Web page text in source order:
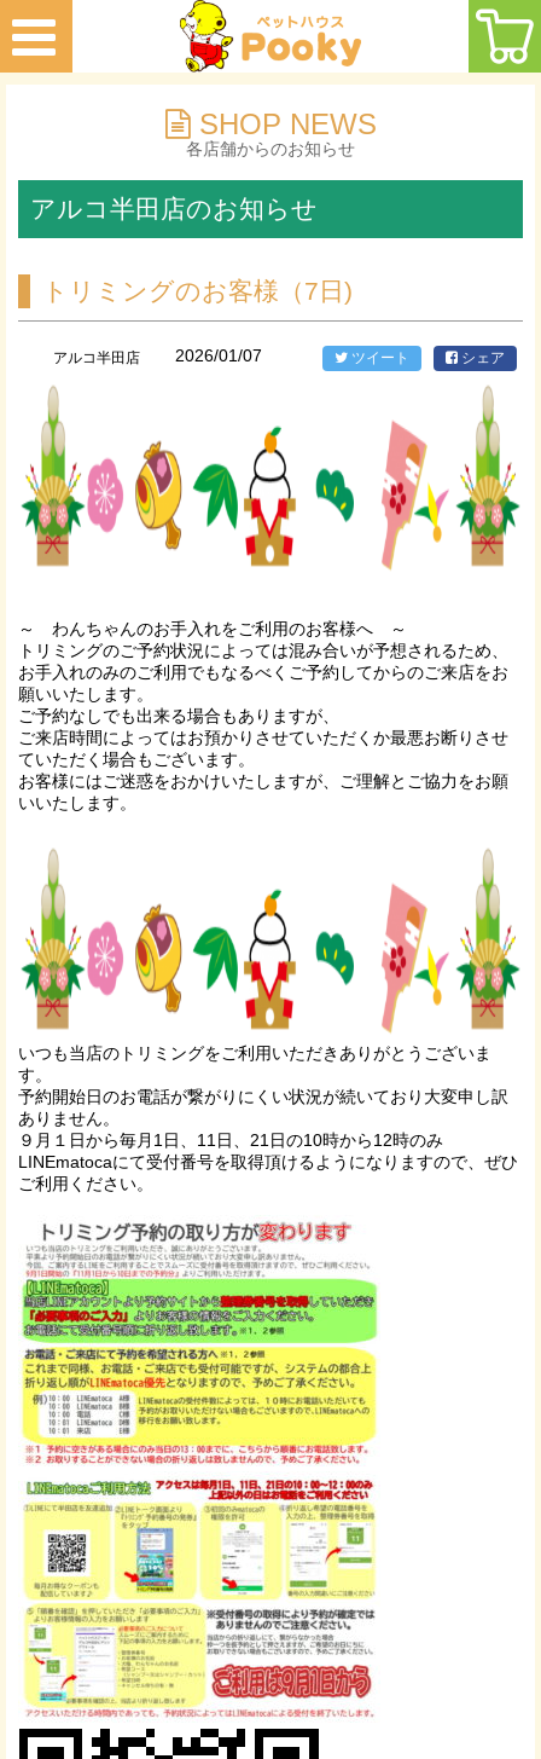
SHOP NEWS
各店舗からのお知らせ
アルコ半田店のお知らせ
トリミングのお客様（7日)
アルコ半田店 2026/01/07 ツイート シェア
～ わんちゃんのお手入れをご利用のお客様へ ～
トリミングのご予約状況によっては混み合いが予想されるため、
お手入れのみのご利用でもなるべくご予約してからのご来店をお
願いいたします。
ご予約なしでも出来る場合もありますが、
ご来店時間によってはお預かりさせていただくか最悪お断りさせ
ていただく場合もございます。
お客様にはご迷惑をおかけいたしますが、ご理解とご協力をお願
いいたします。
いつも当店のトリミングをご利用いただきありがとうございま
す。
予約開始日のお電話が繋がりにくい状況が続いており大変申し訳
ありません。
９月１日から毎月1日、11日、21日の10時から12時のみ
LINEmatocaにて受付番号を取得頂けるようになりますので、ぜひ
ご利用ください。